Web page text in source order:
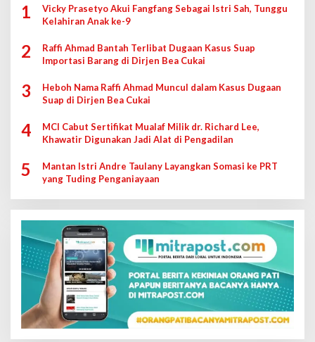
1
Vicky Prasetyo Akui Fangfang Sebagai Istri Sah, Tunggu
Kelahiran Anak ke-9
2
Raffi Ahmad Bantah Terlibat Dugaan Kasus Suap
Importasi Barang di Dirjen Bea Cukai
3
Heboh Nama Raffi Ahmad Muncul dalam Kasus Dugaan
Suap di Dirjen Bea Cukai
4
MCI Cabut Sertifikat Mualaf Milik dr. Richard Lee,
Khawatir Digunakan Jadi Alat di Pengadilan
5
Mantan Istri Andre Taulany Layangkan Somasi ke PRT
yang Tuding Penganiayaan